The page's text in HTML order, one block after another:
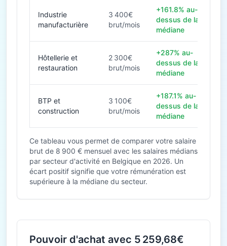
Industrie
manufacturière
3 400€
brut/mois
+161.8% au-
dessus de la
médiane
Hôtellerie et
restauration
2 300€
brut/mois
+287% au-
dessus de la
médiane
BTP et
construction
3 100€
brut/mois
+187.1% au-
dessus de la
médiane
Ce tableau vous permet de comparer votre salaire
brut de 8 900 € mensuel avec les salaires médians
par secteur d'activité en Belgique en 2026. Un
écart positif signifie que votre rémunération est
supérieure à la médiane du secteur.
Pouvoir d'achat avec 5 259,68€